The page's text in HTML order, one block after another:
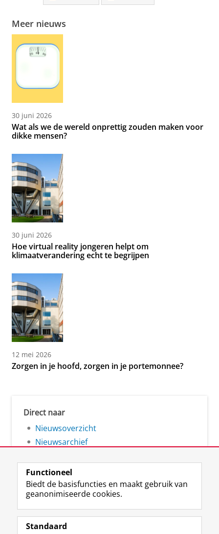
Meer nieuws
30 juni 2026
Wat als we de wereld onprettig zouden maken voor
dikke mensen?
30 juni 2026
Hoe virtual reality jongeren helpt om
klimaatverandering echt te begrijpen
12 mei 2026
Zorgen in je hoofd, zorgen in je portemonnee?
Direct naar
Nieuwsoverzicht
Nieuwsarchief
Volg de RUG
F
a
L
i
R
S
I
n
Y
o
Functioneel
Biedt de basisfuncties en maakt gebruik van
geanonimiseerde cookies.
Standaard